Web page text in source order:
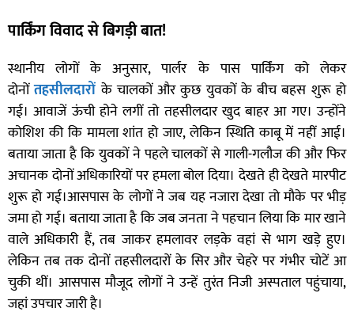
पार्किंग विवाद से बिगड़ी बात!
स्थानीय लोगों के अनुसार, पार्लर के पास पार्किंग को लेकर
दोनोंतहसीलदारों के चालकों और कुछ युवकों के बीच बहस शुरू हो
गई। आवाजें ऊंची होने लगीं तो तहसीलदार खुद बाहर आ गए। उन्होंने
कोशिश की कि मामला शांत हो जाए, लेकिन स्थिति काबू में नहीं आई।
बताया जाता है कि युवकों ने पहले चालकों से गाली-गलौज की और फिर
अचानक दोनों अधिकारियों पर हमला बोल दिया। देखते ही देखते मारपीट
शुरू हो गई।आसपास के लोगों ने जब यह नजारा देखा तो मौके पर भीड़
जमा हो गई। बताया जाता है कि जब जनता ने पहचान लिया कि मार खाने
वाले अधिकारी हैं, तब जाकर हमलावर लड़के वहां से भाग खड़े हुए।
लेकिन तब तक दोनों तहसीलदारों के सिर और चेहरे पर गंभीर चोटें आ
चुकी थीं। आसपास मौजूद लोगों ने उन्हें तुरंत निजी अस्पताल पहुंचाया,
जहां उपचार जारी है।